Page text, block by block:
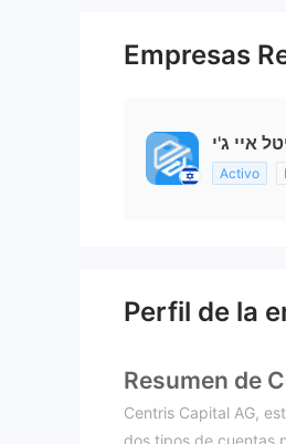
Empresas
Activo
Perfil de la
Resumen de
Centris Capital AG,